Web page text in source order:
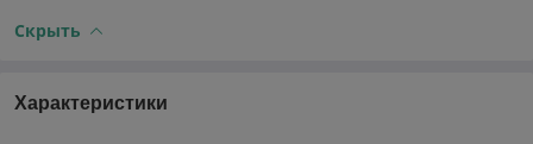
Скрыть
Характеристики